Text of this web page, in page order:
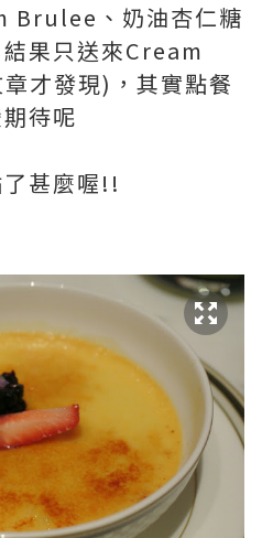
Brulee、奶油杏仁糖
果只送來Cream
才發現)，其實點餐
待呢
甚麼喔!!